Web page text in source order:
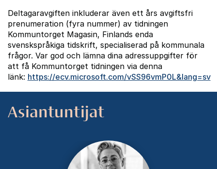
Deltagaravgiften inkluderar även ett års avgiftsfri
prenumeration (fyra nummer) av tidningen
Kommuntorget Magasin, Finlands enda
svenskspråkiga tidskrift, specialiserad på kommunala
frågor. Var god och lämna dina adressuppgifter för
att få Kommuntorget tidningen via denna
länk: https://ecv.microsoft.com/vSS96vmP0L&lang=sv
Asiantuntijat